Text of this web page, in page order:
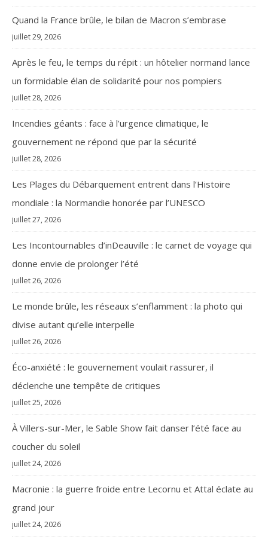
Quand la France brûle, le bilan de Macron s’embrase
juillet 29, 2026
Après le feu, le temps du répit : un hôtelier normand lance
un formidable élan de solidarité pour nos pompiers
juillet 28, 2026
Incendies géants : face à l’urgence climatique, le
gouvernement ne répond que par la sécurité
juillet 28, 2026
Les Plages du Débarquement entrent dans l’Histoire
mondiale : la Normandie honorée par l’UNESCO
juillet 27, 2026
Les Incontournables d’inDeauville : le carnet de voyage qui
donne envie de prolonger l’été
juillet 26, 2026
Le monde brûle, les réseaux s’enflamment : la photo qui
divise autant qu’elle interpelle
juillet 26, 2026
Éco-anxiété : le gouvernement voulait rassurer, il
déclenche une tempête de critiques
juillet 25, 2026
À Villers-sur-Mer, le Sable Show fait danser l’été face au
coucher du soleil
juillet 24, 2026
Macronie : la guerre froide entre Lecornu et Attal éclate au
grand jour
juillet 24, 2026